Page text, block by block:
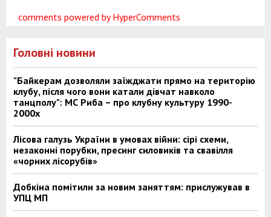
comments powered by HyperComments
Головні новини
"Байкерам дозволяли заїжджати прямо на територію
клубу, після чого вони катали дівчат навколо
танцполу": МС Риба – про клубну культуру 1990-
2000х
Лісова галузь України в умовах війни: сірі схеми,
незаконні порубки, пресинг силовиків та свавілля
«чорних лісорубів»
Добкіна помітили за новим заняттям: прислужував в
УПЦ МП